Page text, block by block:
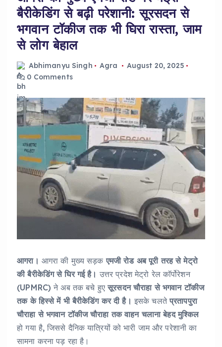
बैरीकेडिंग से बढ़ी परेशानी: सूरसदन से
भगवान टॉकीज तक भी घिरा रास्ता, जाम
से लोग बेहाल
Abhimanyu Singh Agra
August 20, 2025
0 Comments
आगरा। आगरा की मुख्य सड़कएमजी रोड अब पूरी तरह से मेट्रो
की बैरीकेडिंग से घिर गई है। उत्तर प्रदेश मेट्रो रेल कॉर्पोरेशन
(UPMRC) ने अब तक बचे हुएसूरसदन चौराहा से भगवान टॉकीज
तक के हिस्से में भी बैरीकेडिंग कर दी है। इसके चलतेप्रतापपुरा
चौराहा से भगवान टॉकीज चौराहा तक वाहन चलाना बेहद मुश्किल
हो गया है, जिससे दैनिक यात्रियों को भारी जाम और परेशानी का
सामना करना पड़ रहा है।